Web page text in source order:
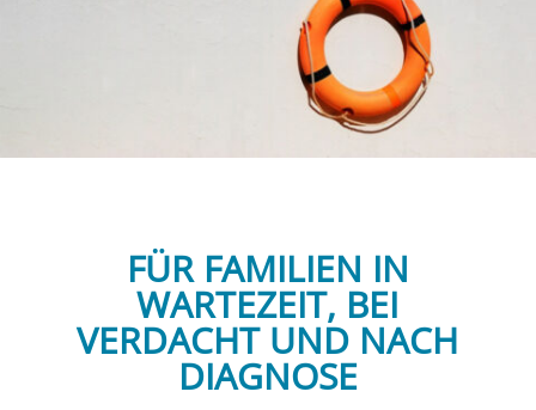
FÜR FAMILIEN IN
WARTEZEIT, BEI
VERDACHT UND NACH
DIAGNOSE